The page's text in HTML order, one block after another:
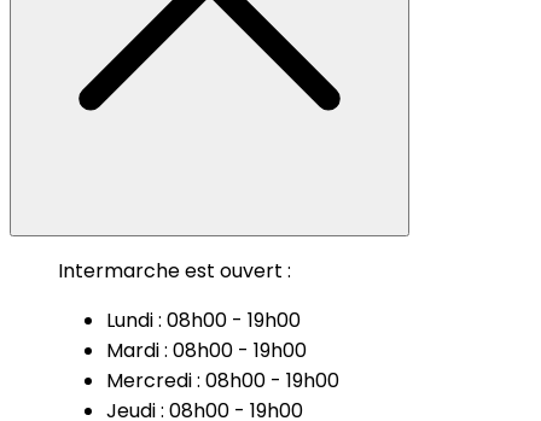
Intermarche est ouvert :
Lundi : 08h00 - 19h00
Mardi : 08h00 - 19h00
Mercredi : 08h00 - 19h00
Jeudi : 08h00 - 19h00